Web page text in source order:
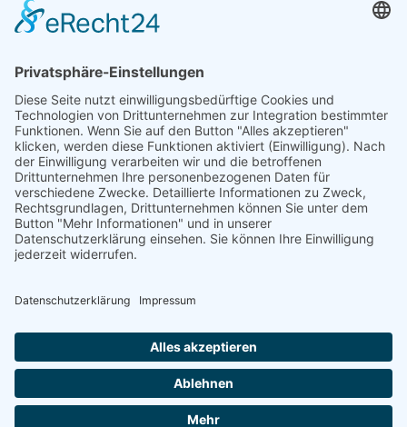
Warum dauert Ladungssicherung oft
länger als nötig?
Wie viele Arbeitsschritte entstehen bei der
Ladungssicherung nur deshalb, weil es schon immer so
gemacht wurde?
Anti-Rutsch-Matten zuschneiden, positionieren,
kontrollieren und regelmäßig ersetzen. Jeder einzelne
Schritt kostet Zeit. Bei mehreren Verladungen pro Tag
summiert sich das schnell.
8. Juli 2026